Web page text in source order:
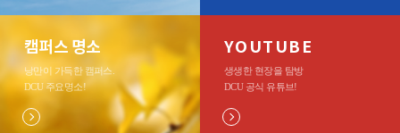
캠퍼스 명소
낭만이 가득한 캠퍼스.
DCU 주요명소!
YOUTUBE
생생한 현장을 탐방
DCU 공식 유튜브!